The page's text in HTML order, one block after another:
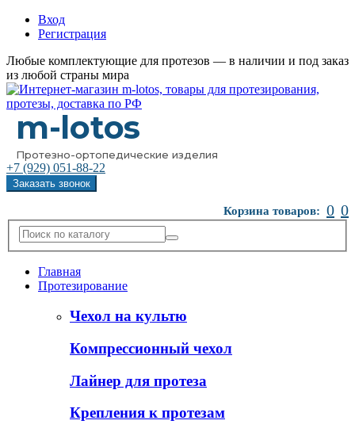
Вход
Регистрация
Любые комплектующие для протезов — в наличии и под заказ
из любой страны мира
m-lotos
Протезно-ортопедические изделия
+7 (929) 051-88-22
Заказать звонок
Корзина товаров: 0 0
Главная
Протезирование
Чехол на культю
Компрессионный чехол
Лайнер для протеза
Крепления к протезам